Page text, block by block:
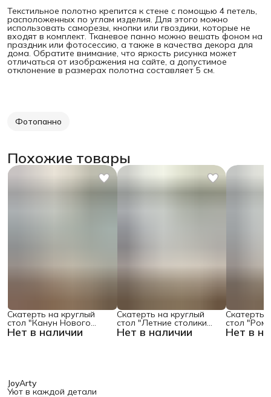
Текстильное полотно крепится к стене с помощью 4 петель,
расположенных по углам изделия. Для этого можно
использовать саморезы, кнопки или гвоздики, которые не
входят в комплект. Тканевое панно можно вешать фоном на
праздник или фотосессию, а также в качества декора для
дома. Обратите внимание, что яркость рисунка может
отличаться от изображения на сайте, а допустимое
отклонение в размерах полотна составляет 5 см.
Фотопанно
Похожие товары
Нет в наличии
Скатерть на круглый
стол "Канун Нового
Года", 150х150 , серия Нет в наличии
Скатерть на круглый
стол "Летние столики
кафе", 150х150 Нет в
Скатерть
стол
поляне",
JoyArty
Уют в каждой детали